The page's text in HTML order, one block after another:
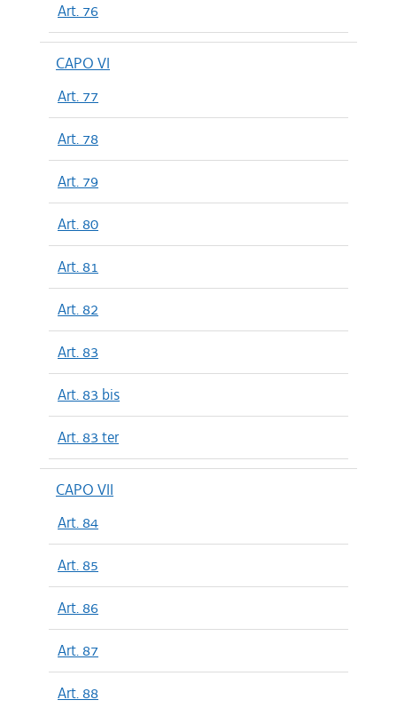
Art. 76
CAPO VI
Art. 77
Art. 78
Art. 79
Art. 80
Art. 81
Art. 82
Art. 83
Art. 83 bis
Art. 83 ter
CAPO VII
Art. 84
Art. 85
Art. 86
Art. 87
Art. 88